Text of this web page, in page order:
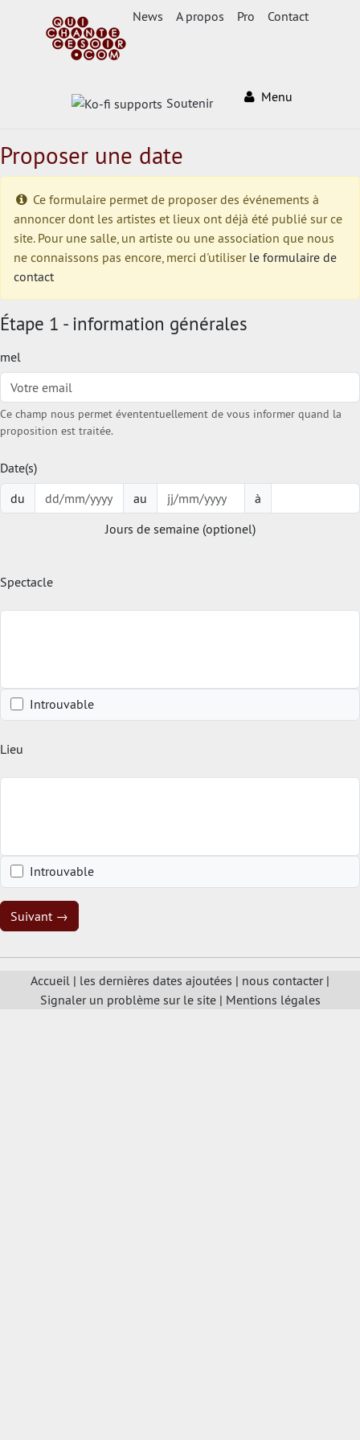
News A propos Pro Contact
Soutenir Menu
Proposer une date
Ce formulaire permet de proposer des événements à
annoncer dont les artistes et lieux ont déjà été publié sur ce
site. Pour une salle, un artiste ou une association que nous
ne connaissons pas encore, merci d'utiliser le formulaire de
contact
Étape 1 - information générales
mel
Ce champ nous permet évententuellement de vous informer quand la
proposition est traitée.
Date(s)
du
au
à
Jours de semaine (optionel)
Spectacle
Introuvable
Lieu
Introuvable
Suivant →
Accueil | les dernières dates ajoutées | nous contacter|
Signaler un problème sur le site| Mentions légales